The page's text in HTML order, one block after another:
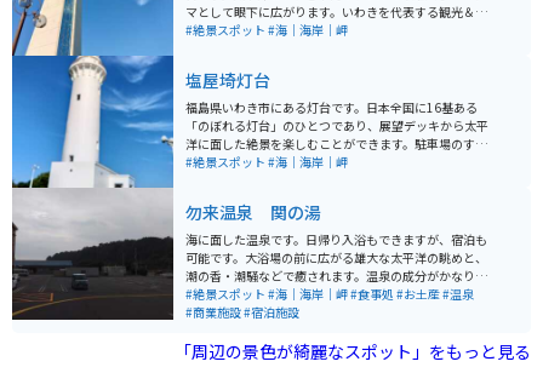
マとして眼下に広がります。いわきを代表する観光＆絶
景スポットです。三崎公園内には駐車場がたくさんあり
第3火曜日は休館であることには要注意です。
#絶景スポット #海｜海岸｜岬
塩屋埼灯台
福島県いわき市にある灯台です。日本全国に16基ある
「のぼれる灯台」のひとつであり、展望デッキから太平
洋に面した絶景を楽しむことができます。駐車場のすぐ
横に美空ひばりの「みだれ髪」の歌碑が設置されていま
ので、足元にご注意ください。
#絶景スポット #海｜海岸｜岬
勿来温泉 関の湯
海に面した温泉です。日帰り入浴もできますが、宿泊も
可能です。大浴場の前に広がる雄大な太平洋の眺めと、
潮の香・潮騒などで癒されます。温泉の成分がかなり濃
く、お風呂を出た後も温泉の香りが体に長く残ります。
常磐道からのアクセスが良く、わかりやすい場所にあり
#絶景スポット #海｜海岸｜岬#食事処 #お土産#温泉
#商業施設#宿泊施設
「周辺の景色が綺麗なスポット」をもっと見る